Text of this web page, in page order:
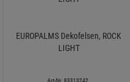
EUROPALMS Dekofelsen, ROCK
LIGHT
Art-Nr. 83313242